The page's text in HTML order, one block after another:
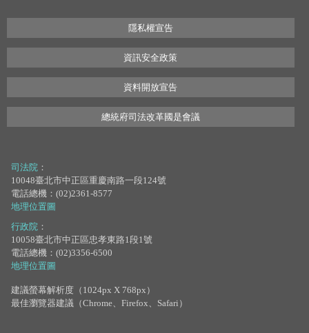
隱私權宣告
資訊安全政策
資料開放宣告
總統府司法改革國是會議
司法院 ：
10048臺北市中正區重慶南路一段124號
電話總機：(02)2361-8577
地理位置圖
行政院 ：
10058臺北市中正區忠孝東路1段1號
電話總機：(02)3356-6500
地理位置圖
建議螢幕解析度（1024px X 768px）
最佳瀏覽器建議（Chrome、Firefox、Safari）